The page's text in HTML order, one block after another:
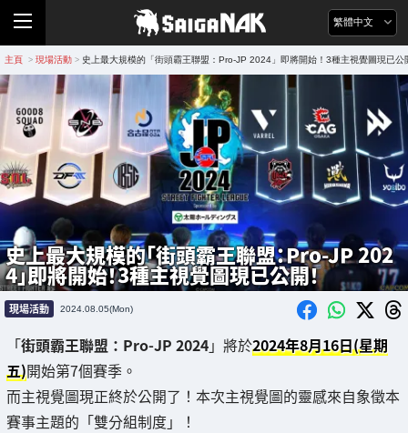
繁體中文
主頁 > 現場活動 > 史上最大規模的「街頭霸王聯盟：Pro-JP 2024」即將開始！3種主視覺圖現已公
史上最大規模的「街頭霸王聯盟：Pro-JP 202
4」即將開始！3種主視覺圖現已公開！
現場活動 2024.08.05(Mon)
「街頭霸王聯盟：Pro-JP 2024」將於2024年8月16日(星期
五)開始第7個賽季。
而主視覺圖現正終於公開了！本次主視覺圖的靈感來自象徵本
賽事主題的「雙分組制度」！